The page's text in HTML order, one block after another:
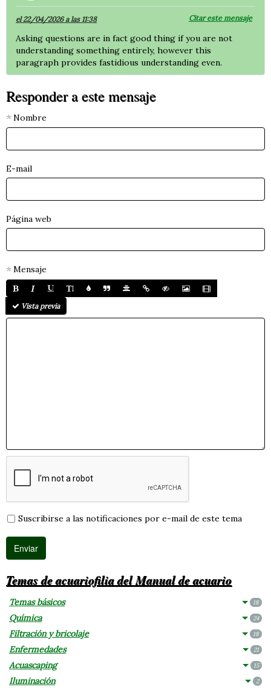
el 22/04/2026 a las 11:38 Citar este mensaje
Asking questions are in fact good thing if you are not
understanding something entirely, however this
paragraph provides fastidious understanding even.
Responder a este mensaje
Nombre
E-mail
Página web
Mensaje
Vista previa
Suscribirse a las notificaciones por e-mail de este tema
Temas de acuariofilia del Manual de acuario
Temas básicos 18
Química 24
Filtración y bricolaje 18
Enfermedades 21
Acuascaping 15
Iluminación 2